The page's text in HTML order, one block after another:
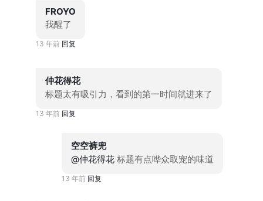
FROYO
我醒了
13 年前 回复
仲花得花
标题太有吸引力，看到的第一时间就进来了
13 年前 回复
空空裤兜
@仲花得花 标题有点哗众取宠的味道
13 年前 回复